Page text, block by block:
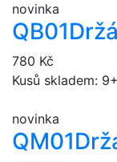
novinka
QB01
780 Kč
Kusů skladem: 9+
novinka
QM01